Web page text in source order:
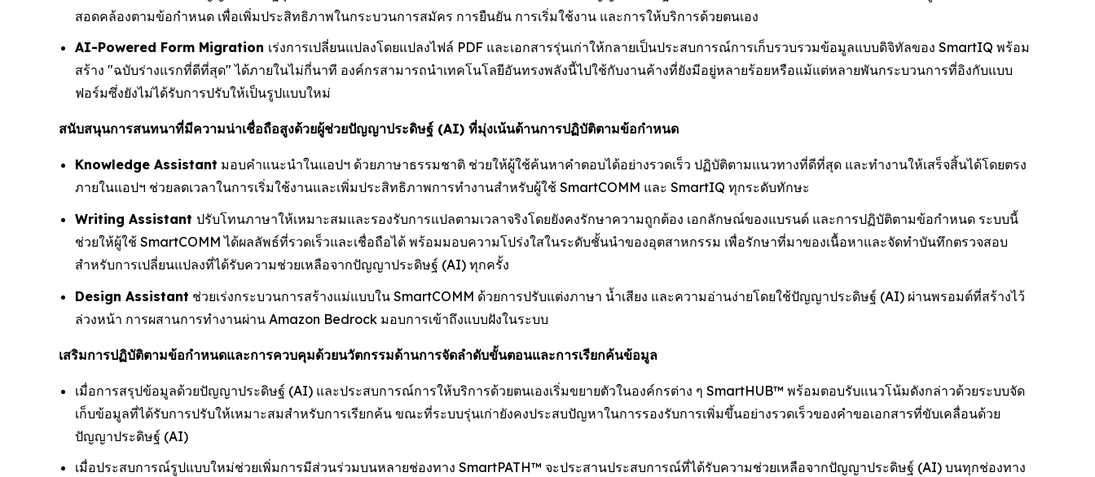
สอดคล้องตามข้อกำหนด เพื่อเพิ่มประสิทธิภาพในกระบวนการสมัคร การยืนยัน การเริ่มใช้งาน และการให้บริการด้วยตนเอง
AI-Powered Form Migration เร่งการเปลี่ยนแปลงโดยแปลงไฟล์ PDF และเอกสารรุ่นเก่าให้กลายเป็นประสบการณ์การเก็บรวบรวมข้อมูลแบบดิจิทัลของ SmartIQ พร้อม
สร้าง "ฉบับร่างแรกที่ดีที่สุด" ได้ภายในไม่กี่นาที องค์กรสามารถนำเทคโนโลยีอันทรงพลังนี้ไปใช้กับงานค้างที่ยังมีอยู่หลายร้อยหรือแม้แต่หลายพันกระบวนการที่อิงกับแบบ
ฟอร์มซึ่งยังไม่ได้รับการปรับให้เป็นรูปแบบใหม่
สนับสนุนการสนทนาที่มีความน่าเชื่อถือสูงด้วยผู้ช่วยปัญญาประดิษฐ์ (AI) ที่มุ่งเน้นด้านการปฏิบัติตามข้อกำหนด
Knowledge Assistant มอบคำแนะนำในแอปฯ ด้วยภาษาธรรมชาติ ช่วยให้ผู้ใช้ค้นหาคำตอบได้อย่างรวดเร็ว ปฏิบัติตามแนวทางที่ดีที่สุด และทำงานให้เสร็จสิ้นได้โดยตรง
ภายในแอปฯ ช่วยลดเวลาในการเริ่มใช้งานและเพิ่มประสิทธิภาพการทำงานสำหรับผู้ใช้ SmartCOMM และ SmartIQ ทุกระดับทักษะ
Writing Assistant ปรับโทนภาษาให้เหมาะสมและรองรับการแปลตามเวลาจริงโดยยังคงรักษาความถูกต้อง เอกลักษณ์ของแบรนด์ และการปฏิบัติตามข้อกำหนด ระบบนี้
ช่วยให้ผู้ใช้ SmartCOMM ได้ผลลัพธ์ที่รวดเร็วและเชื่อถือได้ พร้อมมอบความโปร่งใสในระดับชั้นนำของอุตสาหกรรม เพื่อรักษาที่มาของเนื้อหาและจัดทำบันทึกตรวจสอบ
สำหรับการเปลี่ยนแปลงที่ได้รับความช่วยเหลือจากปัญญาประดิษฐ์ (AI) ทุกครั้ง
Design Assistant ช่วยเร่งกระบวนการสร้างแม่แบบใน SmartCOMM ด้วยการปรับแต่งภาษา น้ำเสียง และความอ่านง่ายโดยใช้ปัญญาประดิษฐ์ (AI) ผ่านพรอมต์ที่สร้างไว้
ล่วงหน้า การผสานการทำงานผ่าน Amazon Bedrock มอบการเข้าถึงแบบฝังในระบบ
เสริมการปฏิบัติตามข้อกำหนดและการควบคุมด้วยนวัตกรรมด้านการจัดลำดับขั้นตอนและการเรียกค้นข้อมูล
เมื่อการสรุปข้อมูลด้วยปัญญาประดิษฐ์ (AI) และประสบการณ์การให้บริการด้วยตนเองเริ่มขยายตัวในองค์กรต่าง ๆ SmartHUB™ พร้อมตอบรับแนวโน้มดังกล่าวด้วยระบบจัด
เก็บข้อมูลที่ได้รับการปรับให้เหมาะสมสำหรับการเรียกค้น ขณะที่ระบบรุ่นเก่ายังคงประสบปัญหาในการรองรับการเพิ่มขึ้นอย่างรวดเร็วของคำขอเอกสารที่ขับเคลื่อนด้วย
ปัญญาประดิษฐ์ (AI)
เมื่อประสบการณ์รูปแบบใหม่ช่วยเพิ่มการมีส่วนร่วมบนหลายช่องทาง SmartPATH™ จะประสานประสบการณ์ที่ได้รับความช่วยเหลือจากปัญญาประดิษฐ์ (AI) บนทุกช่องทาง